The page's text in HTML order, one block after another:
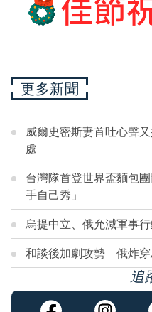
更多新聞
威爾史密斯妻首吐心聲
處
台灣隊首登世界盃麵包
手自己秀」
烏提中立、俄允減軍事
和談後加劇攻勢 俄炸穿
追